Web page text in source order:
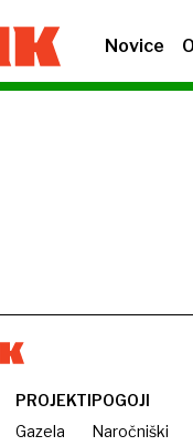
Novice
PROJEKTI
Gazela
POGOJI
Naročniški